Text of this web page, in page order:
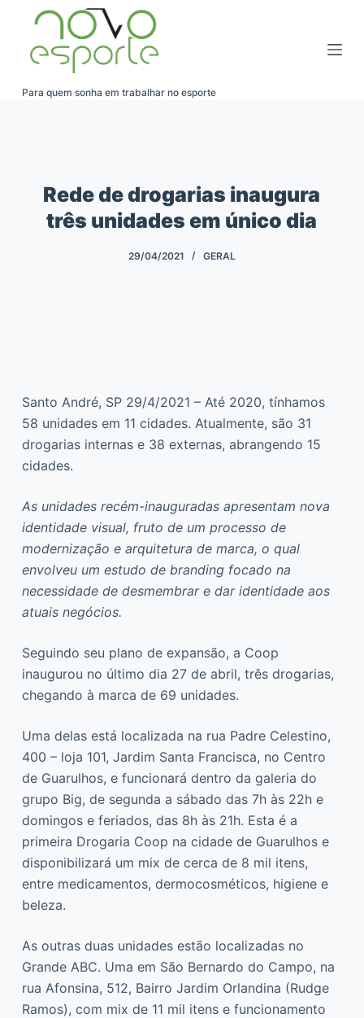
Para quem sonha em trabalhar no esporte
Rede de drogarias inaugura
três unidades em único dia
29/04/2021 GERAL
Santo André, SP 29/4/2021 – Até 2020, tínhamos
58 unidades em 11 cidades. Atualmente, são 31
drogarias internas e 38 externas, abrangendo 15
cidades.
As unidades recém-inauguradas apresentam nova
identidade visual, fruto de um processo de
modernização e arquitetura de marca, o qual
envolveu um estudo de branding focado na
necessidade de desmembrar e dar identidade aos
atuais negócios.
Seguindo seu plano de expansão, a Coop
inaugurou no último dia 27 de abril, três drogarias,
chegando à marca de 69 unidades.
Uma delas está localizada na rua Padre Celestino,
400 – loja 101, Jardim Santa Francisca, no Centro
de Guarulhos, e funcionará dentro da galeria do
grupo Big, de segunda a sábado das 7h às 22h e
domingos e feriados, das 8h às 21h. Esta é a
primeira Drogaria Coop na cidade de Guarulhos e
disponibilizará um mix de cerca de 8 mil itens,
entre medicamentos, dermocosméticos, higiene e
beleza.
As outras duas unidades estão localizadas no
Grande ABC. Uma em São Bernardo do Campo, na
rua Afonsina, 512, Bairro Jardim Orlandina (Rudge
Ramos), com mix de 11 mil itens e funcionamento